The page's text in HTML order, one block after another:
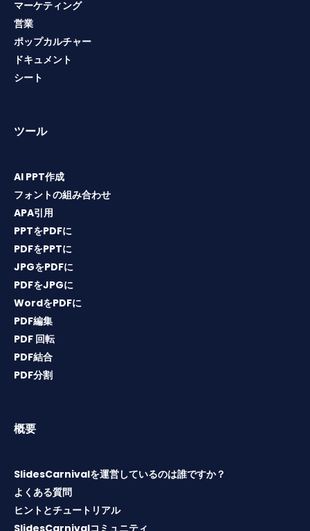
マーケティング
営業
ポップカルチャー
ドキュメント
シート
ツール
AI PPT作成
フォントの組み合わせ
APA引用
PPTをPDFに
PDFをPPTに
JPGをPDFに
PDFをJPGに
WordをPDFに
PDF編集
PDF 回転
PDF結合
PDF分割
概要
SlidesCarnivalを運営しているのは誰ですか？
よくある質問
ヒントとチュートリアル